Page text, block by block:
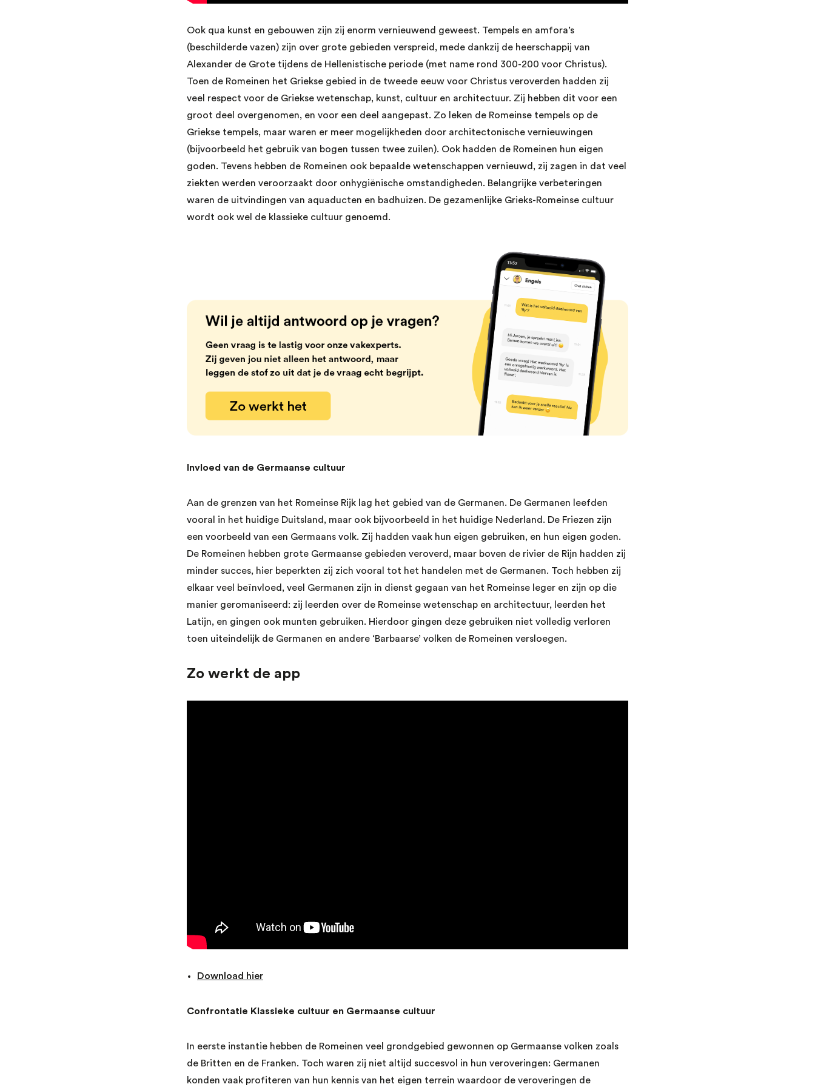
Ook qua kunst en gebouwen zijn zij enorm vernieuwend geweest. Tempels en amfora’s
(beschilderde vazen) zijn over grote gebieden verspreid, mede dankzij de heerschappij van
Alexander de Grote tijdens de Hellenistische periode (met name rond 300-200 voor Christus).
Toen de Romeinen het Griekse gebied in de tweede eeuw voor Christus veroverden hadden zij
veel respect voor de Griekse wetenschap, kunst, cultuur en architectuur. Zij hebben dit voor een
groot deel overgenomen, en voor een deel aangepast. Zo leken de Romeinse tempels op de
Griekse tempels, maar waren er meer mogelijkheden door architectonische vernieuwingen
(bijvoorbeeld het gebruik van bogen tussen twee zuilen). Ook hadden de Romeinen hun eigen
goden. Tevens hebben de Romeinen ook bepaalde wetenschappen vernieuwd, zij zagen in dat veel
ziekten werden veroorzaakt door onhygiënische omstandigheden. Belangrijke verbeteringen
waren de uitvindingen van aquaducten en badhuizen. De gezamenlijke Grieks-Romeinse cultuur
wordt ook wel de klassieke cultuur genoemd.
Invloed van de Germaanse cultuur
Aan de grenzen van het Romeinse Rijk lag het gebied van de Germanen. De Germanen leefden
vooral in het huidige Duitsland, maar ook bijvoorbeeld in het huidige Nederland. De Friezen zijn
een voorbeeld van een Germaans volk. Zij hadden vaak hun eigen gebruiken, en hun eigen goden.
De Romeinen hebben grote Germaanse gebieden veroverd, maar boven de rivier de Rijn hadden zij
minder succes, hier beperkten zij zich vooral tot het handelen met de Germanen. Toch hebben zij
elkaar veel beïnvloed, veel Germanen zijn in dienst gegaan van het Romeinse leger en zijn op die
manier geromaniseerd: zij leerden over de Romeinse wetenschap en architectuur, leerden het
Latijn, en gingen ook munten gebruiken. Hierdoor gingen deze gebruiken niet volledig verloren
toen uiteindelijk de Germanen en andere ‘Barbaarse’ volken de Romeinen versloegen.
Zo werkt de app
Download hier
Confrontatie Klassieke cultuur en Germaanse cultuur
In eerste instantie hebben de Romeinen veel grondgebied gewonnen op Germaanse volken zoals
de Britten en de Franken. Toch waren zij niet altijd succesvol in hun veroveringen: Germanen
konden vaak profiteren van hun kennis van het eigen terrein waardoor de veroveringen de